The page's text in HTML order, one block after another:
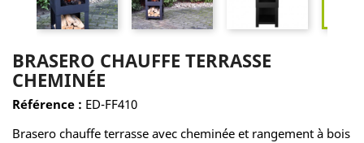
BRASERO CHAUFFE TERRASSE
CHEMINÉE
Référence : ED-FF410
Brasero chauffe terrasse avec cheminée et rangement à bois